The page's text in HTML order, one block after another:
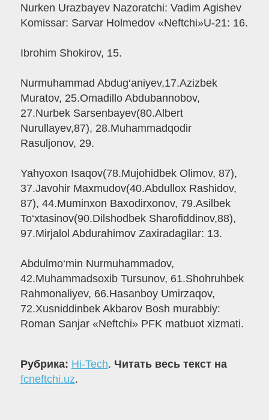
Nurken Urazbayev Nazoratchi: Vadim Agishev
Komissar: Sarvar Holmedov «Neftchi»U-21: 16.
Ibrohim Shokirov, 15.
Nurmuhammad Abdug‘aniyev,17.Azizbek
Muratov, 25.Omadillo Abdubannobov,
27.Nurbek Sarsenbayev(80.Albert
Nurullayev,87), 28.Muhammadqodir
Rasuljonov, 29.
Yahyoxon Isaqov(78.Mujohidbek Olimov, 87),
37.Javohir Maxmudov(40.Abdullox Rashidov,
87), 44.Muminxon Baxodirxonov, 79.Asilbek
To‘xtasinov(90.Dilshodbek Sharofiddinov,88),
97.Mirjalol Abdurahimov Zaxiradagilar: 13.
Abdulmo‘min Nurmuhammadov,
42.Muhammadsoxib Tursunov, 61.Shohruhbek
Rahmonaliyev, 66.Hasanboy Umirzaqov,
72.Xusniddinbek Akbarov Bosh murabbiy:
Roman Sanjar «Neftchi» PFK matbuot xizmati.
Рубрика: Hi-Tech. Читать весь текст на
fcneftchi.uz.